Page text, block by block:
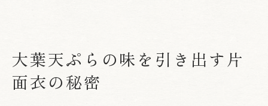
大葉天ぷらの味を引き出す片
面衣の秘密